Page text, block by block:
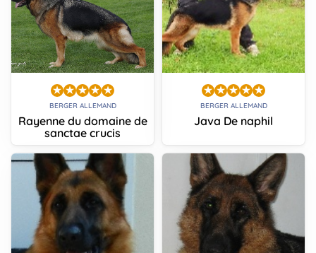
BERGER ALLEMAND
Rayenne du domaine de
sanctae crucis
BERGER ALLEMAND
Java De naphil